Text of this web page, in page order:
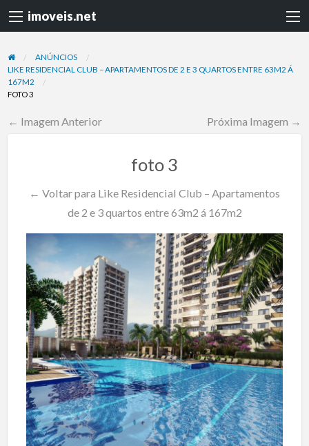
imoveis.net
ANÚNCIOS
LIKE RESIDENCIAL CLUB – APARTAMENTOS DE 2 E 3 QUARTOS ENTRE 63M2 Á
167M2
FOTO 3
← Imagem Anterior Próxima Imagem →
foto 3
← Voltar para Like Residencial Club – Apartamentos
de 2 e 3 quartos entre 63m2 á 167m2